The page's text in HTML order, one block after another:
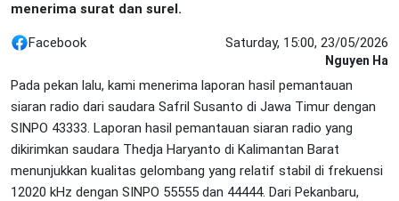
menerima surat dan surel.
Facebook Saturday, 15:00, 23/05/2026
Nguyen Ha
Pada pekan lalu, kami menerima laporan hasil pemantauan
siaran radio dari saudara Safril Susanto di Jawa Timur dengan
SINPO 43333. Laporan hasil pemantauan siaran radio yang
dikirimkan saudara Thedja Haryanto di Kalimantan Barat
menunjukkan kualitas gelombang yang relatif stabil di frekuensi
12020 kHz dengan SINPO 55555 dan 44444. Dari Pekanbaru,